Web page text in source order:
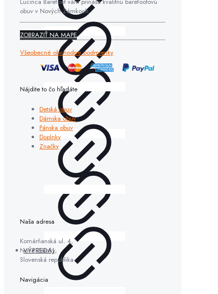
VÝPREDAJ
obuv v Nových Zámkoch.
ZOBRAZIŤ NA MAPE
Všeobecné obchodné podmienky
Nájdite to čo hľadáte
Detská obuv
Dámska obuv
Pánska obuv
Doplnky
Značky
Naša adresa
Komárňanská ul. 4,
Nové Zámky,
Slovenská republika
Navigácia